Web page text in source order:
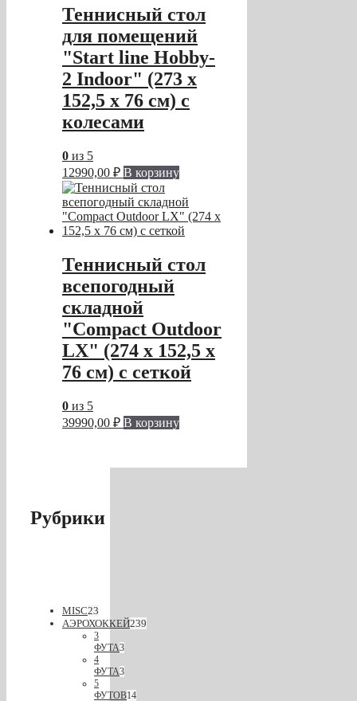
Теннисный стол
для помещений
"Start line Hobby-
2 Indoor" (273 х
152,5 х 76 см) с
колесами
0 из 5
12990,00 ₽ В корзину
Теннисный стол
всепогодный
складной
"Compact Outdoor
LX" (274 х 152,5 х
76 см) с сеткой
0 из 5
39990,00 ₽ В корзину
Рубрики
MISC23
АЭРОХОККЕЙ239
3
ФУТА3
4
ФУТА3
5
ФУТОВ14